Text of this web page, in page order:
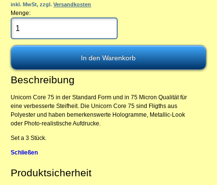
inkl. MwSt, zzgl.Versandkosten
Menge:
Beschreibung
Unicorn Core 75 in der Standard Form und in 75 Micron Qualität für
eine verbesserte Steifheit. Die Unicorn Core 75 sind Fligths aus
Polyester und haben bemerkenswerte Hologramme, Metallic-Look
oder Photo-realistische Aufdrucke.
Set a 3 Stück.
Schließen
Produktsicherheit